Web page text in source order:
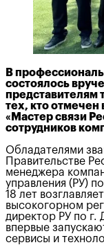
В
состоялось
представителям
тех, кто
«Мастер связи
сотрудников
Обладателями
Правительстве
менеджера
управления (РУ)
18 лет
высокогорном
директор РУ по г.
впервые
сервисы и